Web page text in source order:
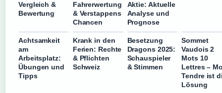
Vergleich &
Bewertung
Fahrerwertung
& Verstappens
Chancen
Aktie: Aktuelle
Analyse und
Prognose
Achtsamkeit
am
Arbeitsplatz:
Übungen und
Tipps
Krank in den
Ferien: Rechte
& Pflichten
Schweiz
Besetzung
Dragons 2025:
Schauspieler
& Stimmen
Sommet
Vaudois 2
Mots 10
Lettres –
Tendre ist
Lösung